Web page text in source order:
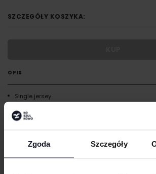
Zgoda Szczegóły
OPIS
Single jersey
Elastyczny pas w tym samym kolorze
Troczek
Kieszenie z boku
SZCZEGÓŁY KOSZYKA: